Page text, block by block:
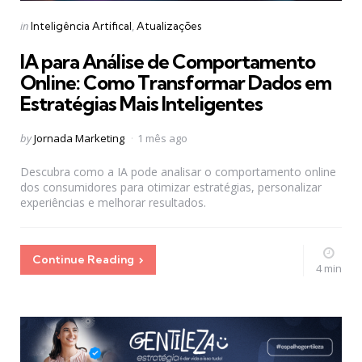
Categories
Posted
inInteligência Artifical Atualizações
IA para Análise de Comportamento
Online: Como Transformar Dados em
Estratégias Mais Inteligentes
Posted
byJornada Marketing 1 mês ago
Descubra como a IA pode analisar o comportamento online
dos consumidores para otimizar estratégias, personalizar
experiências e melhorar resultados.
Continue Reading
4 min